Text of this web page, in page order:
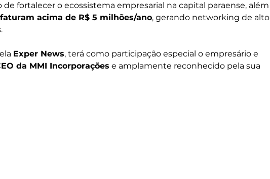
fortalecer o ecossistema empresarial na capital paraense, além
acima de R$ 5 milhões/ano, gerando networking de alto
Exper News, terá como participação especial o empresário e
da MMI Incorporações e amplamente reconhecido pela sua